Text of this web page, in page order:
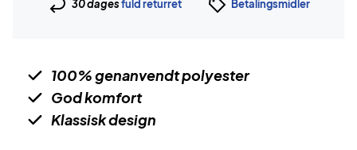
30 dagesfuld returret Betalingsmidler
100% genanvendt polyester
God komfort
Klassisk design